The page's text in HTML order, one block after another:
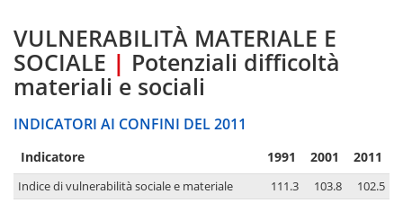
VULNERABILITÀ MATERIALE E
SOCIALE | Potenziali difficoltà
materiali e sociali
INDICATORI AI CONFINI DEL 2011
Indicatore 1991 2001 2011
Indice di vulnerabilità sociale e materiale 111.3 103.8
102.5